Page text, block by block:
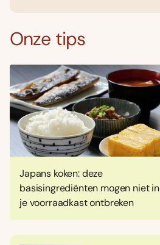
Onze tips
Japans koken: deze
basisingrediënten mogen niet in
je voorraadkast ontbreken